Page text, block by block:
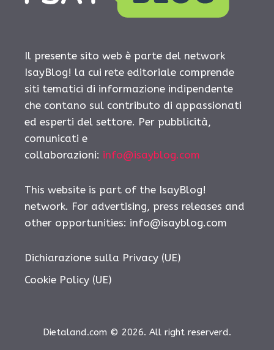
Il presente sito web è parte del network
IsayBlog! la cui rete editoriale comprende
siti tematici di informazione indipendente
che contano sul contributo di appassionati
ed esperti del settore. Per pubblicità,
comunicati e
collaborazioni: info@isayblog.com
This website is part of the IsayBlog!
network. For advertising, press releases and
other opportunities: info@isayblog.com
Dichiarazione sulla Privacy (UE)
Cookie Policy (UE)
Dietaland.com © 2026. All right reserverd.